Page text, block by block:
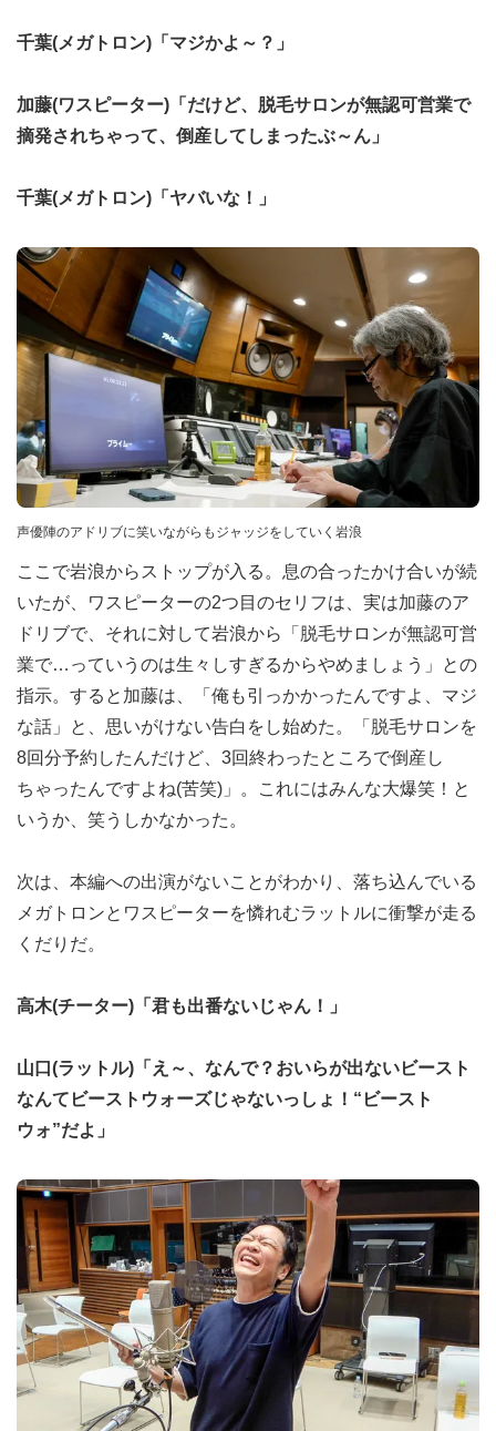
千葉(メガトロン)「マジかよ～？」
加藤(ワスピーター)「だけど、脱毛サロンが無認可営業で
摘発されちゃって、倒産してしまったぶ～ん」
千葉(メガトロン)「ヤバいな！」
声優陣のアドリブに笑いながらもジャッジをしていく岩浪
ここで岩浪からストップが入る。息の合ったかけ合いが続
いたが、ワスピーターの2つ目のセリフは、実は加藤のア
ドリブで、それに対して岩浪から「脱毛サロンが無認可営
業で…っていうのは生々しすぎるからやめましょう」との
指示。すると加藤は、「俺も引っかかったんですよ、マジ
な話」と、思いがけない告白をし始めた。「脱毛サロンを
8回分予約したんだけど、3回終わったところで倒産し
ちゃったんですよね(苦笑)」。これにはみんな大爆笑！と
いうか、笑うしかなかった。
次は、本編への出演がないことがわかり、落ち込んでいる
メガトロンとワスピーターを憐れむラットルに衝撃が走る
くだりだ。
高木(チーター)「君も出番ないじゃん！」
山口(ラットル)「え～、なんで？おいらが出ないビースト
なんてビーストウォーズじゃないっしょ！“ビースト
ウォ”だよ」